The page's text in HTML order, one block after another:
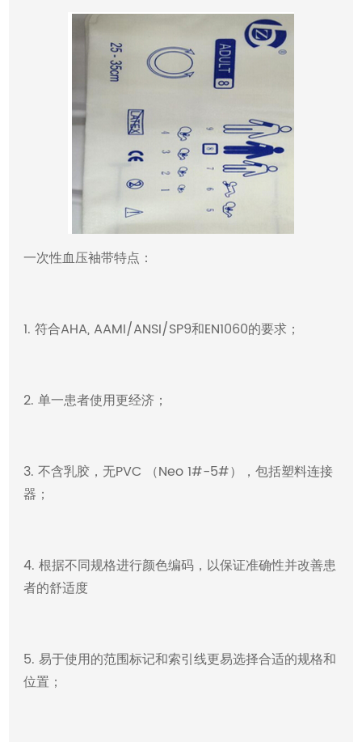
一次性血压袖带特点：
1. 符合AHA, AAMI/ANSI/SP9和EN1060的要求；
2. 单一患者使用更经济；
3. 不含乳胶，无PVC （Neo 1#-5#），包括塑料连接
器；
4. 根据不同规格进行颜色编码，以保证准确性并改善患
者的舒适度
5. 易于使用的范围标记和索引线更易选择合适的规格和
位置；